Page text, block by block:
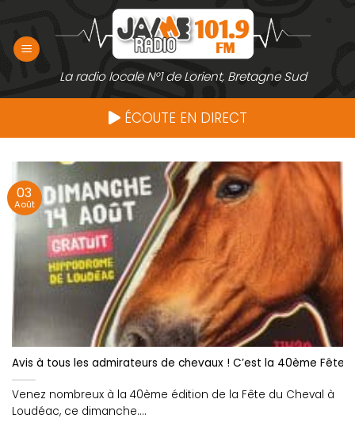
contenu
La radio locale N°1 de Lorient, Bretagne Sud
ÉCOUTE EN DIRECT
Avis à tous les admirateurs de chevaux ! C’est la 40ème Fête
Venez nombreux à la 40ème édition de la Fête du Cheval à
Loudéac, ce dimanche....
03
Août